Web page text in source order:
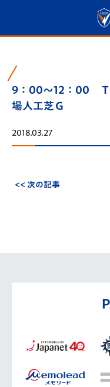
9：00～12：00
場人工芝Ｇ
2018.03.27
<< 次の記事